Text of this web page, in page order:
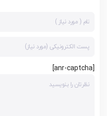
[anr-captcha]